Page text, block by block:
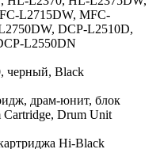
L2715DW, MFC-
DCP-L2510D,
L2550DN
черный, Black
драм-юнит, блок
Cartridge, Drum Unit
Hi-Black